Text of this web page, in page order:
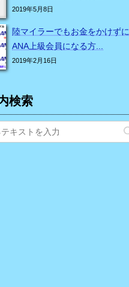
2019年5月8日
陸マイラーでもお金をかけずに
ANA上級会員になる方...
2019年2月16日
検索